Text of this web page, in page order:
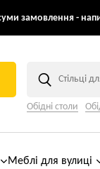
замовлення -
Обідні столи
Меблі для вулиці